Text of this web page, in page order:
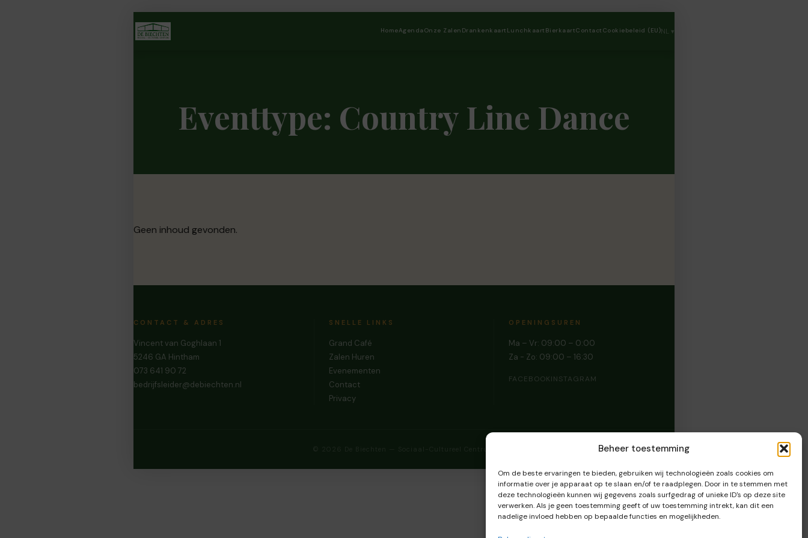
Beheer toestemming
Om de beste ervaringen te bieden, gebruiken wij technologieën zoals cookies om
informatie over je apparaat op te slaan en/of te raadplegen. Door in te stemmen met
deze technologieën kunnen wij gegevens zoals surfgedrag of unieke ID's op deze site
verwerken. Als je geen toestemming geeft of uw toestemming intrekt, kan dit een
nadelige invloed hebben op bepaalde functies en mogelijkheden.
HomeAgendaOnze Zalen Drankenkaart Lunchkaart BierkaartContact Cookiebeleid (EU)NL ▾
Eventtype: Country Line Dance
Geen inhoud gevonden.
CONTACT & ADRES
Vincent van Goghlaan 1
5246 GA Hintham
073 641 90 72
bedrijfsleider@debiechten.nl
SNELLE LINKS
Grand Café
Zalen Huren
Evenementen
Contact
Privacy
OPENINGSUREN
Ma – Vr: 09:00 – 0:00
Za - Zo: 09:00 – 16:30
FACEBOOKINSTAGRAM